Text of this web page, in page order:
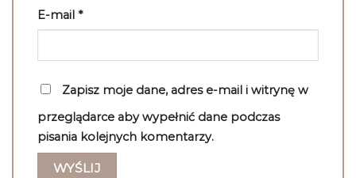
E-mail *
Zapisz moje dane, adres e-mail i witrynę w
przeglądarce aby wypełnić dane podczas
pisania kolejnych komentarzy.